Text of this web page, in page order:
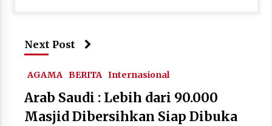
Next Post
AGAMA BERITA Internasional
Arab Saudi : Lebih dari 90.000
Masjid Dibersihkan Siap Dibuka